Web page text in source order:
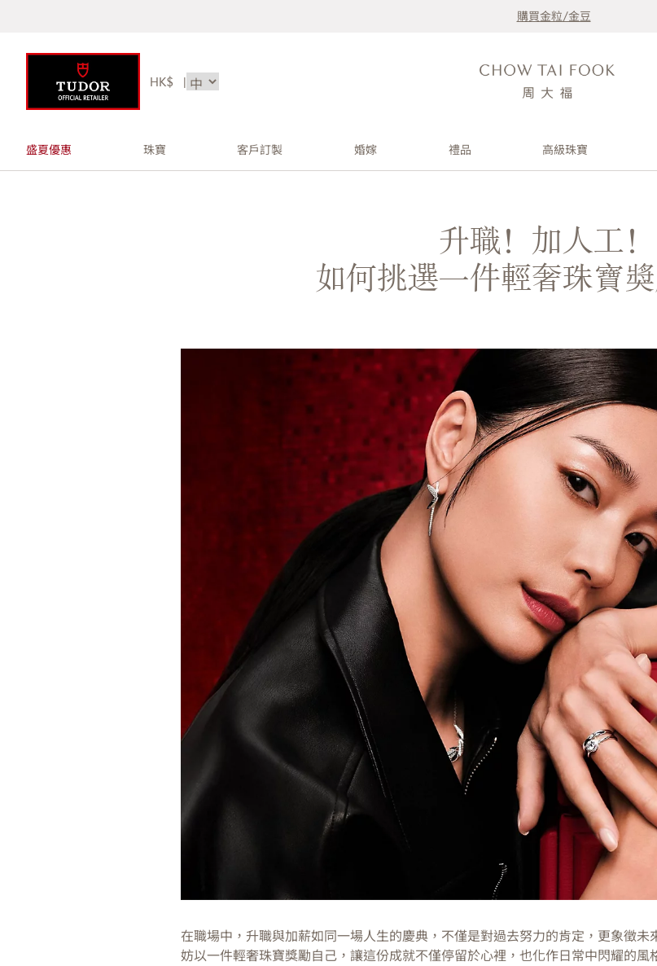
購買金粒/金豆
HK$ |
盛夏優惠 珠寶 客戶訂製 婚嫁 禮品 高級珠寶
升職！加人工！
如何挑選一件輕奢珠寶獎
在職場中，升職與加薪如同一場人生的慶典，不僅是對過去努力的肯定，更象徵
妨以一件輕奢珠寶獎勵自己，讓這份成就不僅停留於心裡，也化作日常中閃耀的風